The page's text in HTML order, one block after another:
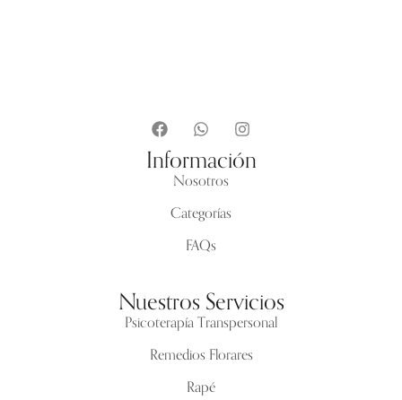
Información
Nosotros
Categorías
FAQs
Nuestros Servicios
Psicoterapía Transpersonal
Remedios Florares
Rapé